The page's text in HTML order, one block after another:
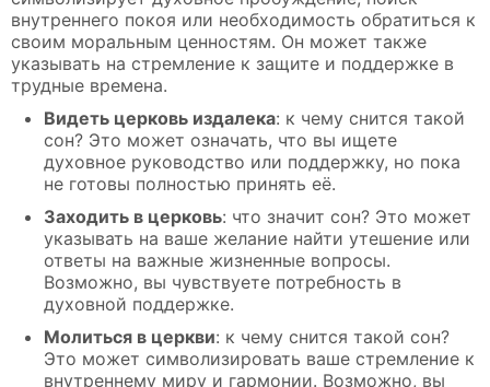
внутреннего покоя или необходимость обратиться к
своим моральным ценностям. Он может также
указывать на стремление к защите и поддержке в
трудные времена.
Видеть церковь издалека: к чему снится такой
сон? Это может означать, что вы ищете
духовное руководство или поддержку, но пока
не готовы полностью принять её.
Заходить в церковь: что значит сон? Это может
указывать на ваше желание найти утешение или
ответы на важные жизненные вопросы.
Возможно, вы чувствуете потребность в
духовной поддержке.
Молиться в церкви: к чему снится такой сон?
Это может символизировать ваше стремление к
внутреннему миру и гармонии. Возможно, вы